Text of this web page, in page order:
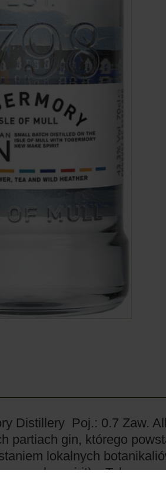
Distillery Poj.: 0.7 Zaw.
partiach gin, którego
lokalnych
make spirit) z